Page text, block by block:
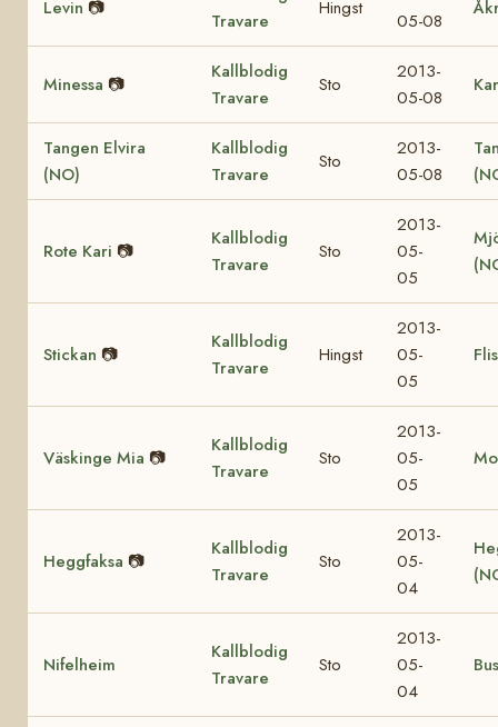
Levin 📷
Travare
Hingst
05-08
Minessa 📷
Kallblodig
Travare
Sto
2013-
05-08
Tangen Elvira
(NO)
Kallblodig
Travare
Sto
2013-
05-08
Rote Kari 📷
Kallblodig
Travare
Sto
2013-
05-
05
Stickan 📷
Kallblodig
Travare
Hingst
2013-
05-
05
Väskinge Mia 📷
Kallblodig
Travare
Sto
2013-
05-
05
Heggfaksa 📷
Kallblodig
Travare
Sto
2013-
05-
04
Nifelheim
Kallblodig
Travare
Sto
2013-
05-
04